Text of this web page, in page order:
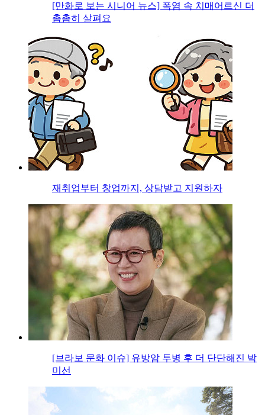
[만화로 보는 시니어 뉴스] 폭염 속 치매어르신 더
촘촘히 살펴요
재취업부터 창업까지, 상담받고 지원하자
[브라보 문화 이슈] 유방암 투병 후 더 단단해진 박
미선